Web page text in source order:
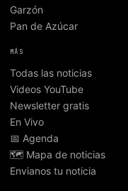
Garzón
Pan de Azúcar
MÁS
Todas las noticias
Videos YouTube
Newsletter gratis
En Vivo
📅 Agenda
🗺️ Mapa de noticias
Envianos tu noticia